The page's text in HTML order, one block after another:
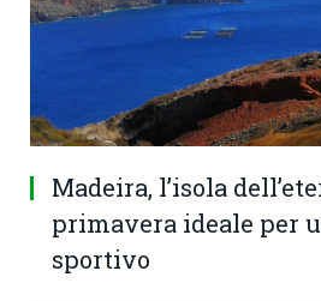
Madeira, l’isola
primavera ideale per
sportivo